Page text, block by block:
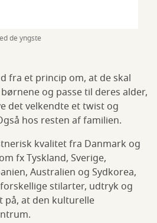
de yngste
fra et princip om, at de skal
og passe til deres alder,
det velkendte et twist og
hos resten af familien.
kvalitet fra Danmark og
fx Tyskland, Sverige,
Australien og Sydkorea,
stilarter, udtryk og
at den kulturelle